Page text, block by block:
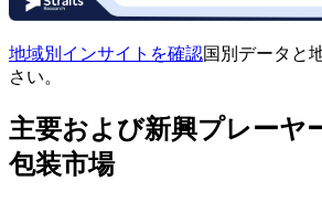
地域別インサイトを確認国別データと
さい。
主要および新興プレーヤ
包装市場